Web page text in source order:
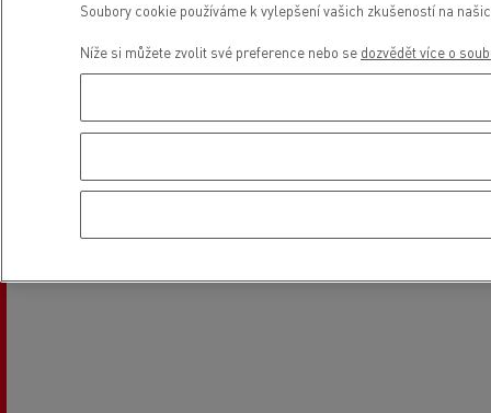
Umístění
Soubory cookie používáme k vylepšení vašich zkušeností na
Níže si můžete zvolit své preference nebo se dozvědět více o